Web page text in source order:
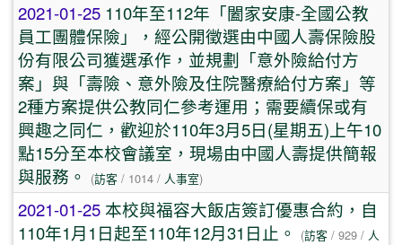
2021-01-25 110年至112年「闔家安康-全國公教
員工團體保險」，經公開徵選由中國人壽保險股
份有限公司獲選承作，並規劃「意外險給付方
案」與「壽險、意外險及住院醫療給付方案」等
2種方案提供公教同仁參考運用；需要續保或有
興趣之同仁，歡迎於110年3月5日(星期五)上午10
點15分至本校會議室，現場由中國人壽提供簡報
與服務。
(訪客 / 1014 / 人事室)
2021-01-25本校與福容大飯店簽訂優惠合約，自
110年1月1日起至110年12月31日止。
(訪客 / 929 / 人